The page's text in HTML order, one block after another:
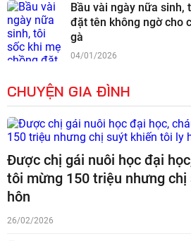
Bầu vài ngày nữa sinh,
đặt tên không ngờ cho
gà
04/01/2026
CHUYỆN GIA ĐÌNH
Được chị gái nuôi học đại
tôi mừng 150 triệu nhưng
hôn
26/02/2026